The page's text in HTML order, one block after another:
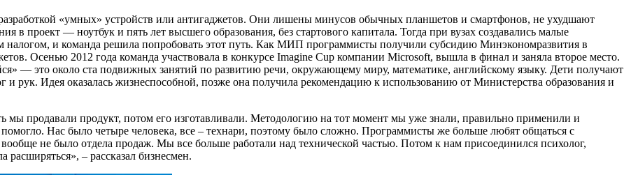
разработкой «умных» устройств или антигаджетов. Они лишены минусов обычных планшетов и смартфонов, не ухудшают
в проект — ноутбук и пять лет высшего образования, без стартового капитала. Тогда при вузах создавались малые
и команда решила попробовать этот путь. Как МИП программисты получили субсидию Минэкономразвития в
Осенью 2012 года команда участвовала в конкурсе Imagine Cup компании Microsoft, вышла в финал и заняла второе место.
— это около ста подвижных занятий по развитию речи, окружающему миру, математике, английскому языку. Дети получают
рук. Идея оказалась жизнеспособной, позже она получила рекомендацию к использованию от Министерства образования и
мы продавали продукт, потом его изготавливали. Методологию на тот момент мы уже знали, правильно применили и
помогло. Нас было четыре человека, все – технари, поэтому было сложно. Программисты же больше любят общаться с
не было отдела продаж. Мы все больше работали над технической частью. Потом к нам присоединился психолог,
расширяться», – рассказал бизнесмен.